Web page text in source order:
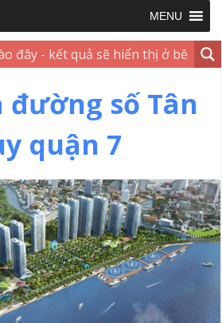
MENU
đường số Tân
quận 7